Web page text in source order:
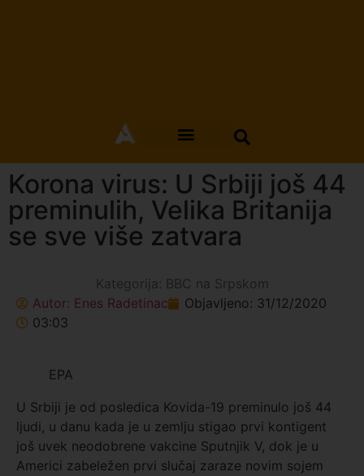
Korona virus: U Srbiji još 44
preminulih, Velika Britanija
se sve više zatvara
Kategorija: BBC na Srpskom
Autor: Enes Radetinac Objavljeno: 31/12/2020
03:03
EPA
U Srbiji je od posledica Kovida-19 preminulo još 44
ljudi, u danu kada je u zemlju stigao prvi kontigent
još uvek neodobrene vakcine Sputnjik V, dok je u
Americi zabeležen prvi slučaj zaraze novim sojem